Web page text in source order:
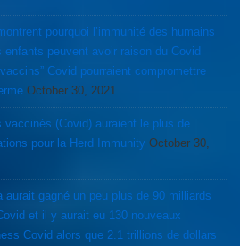
pourquoi l’immunité des humains
peuvent avoir raison du Covid
Covid pourraient compromettre
October 30, 2021
(Covid) auraient le plus de
pour la Herd Immunity October 30,
gagné un peu plus de 90 milliards
et il y aurait eu 130 nouveaux
Covid alors que 2.1 trillions de dollars